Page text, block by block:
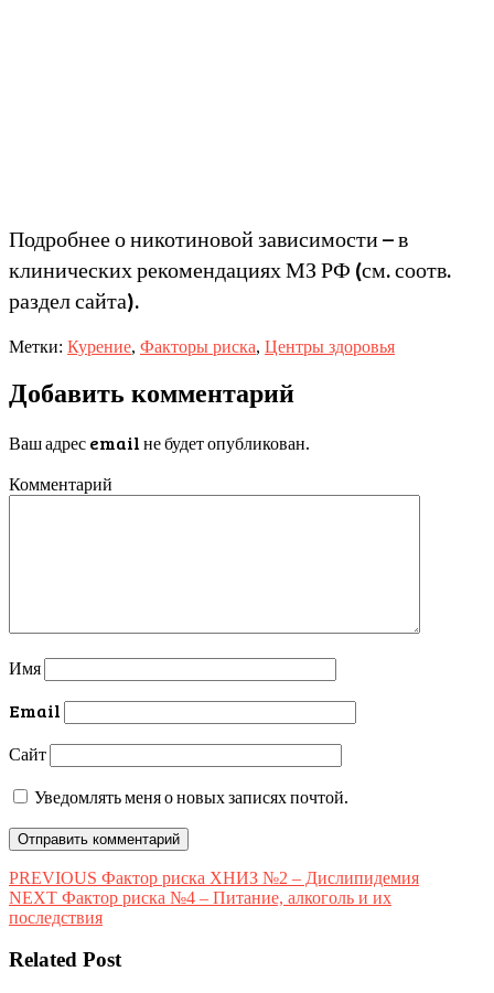
Подробнее о никотиновой зависимости – в
клинических рекомендациях МЗ РФ (см. соотв.
раздел сайта).
Метки: Курение, Факторы риска, Центры здоровья
Добавить комментарий
Ваш адрес email не будет опубликован.
Комментарий
Имя
Email
Сайт
Уведомлять меня о новых записях почтой.
Навигация
по
PREVIOUS Предыдущая
запись:
Фактор риска ХНИЗ №2 – Дислипидемия
NEXT Следующая
запись:
Фактор риска №4 – Питание, алкоголь и их
последствия
Related Post